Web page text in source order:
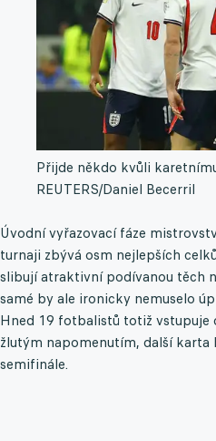
Přijde někdo kvůli
REUTERS/Daniel Becerril
Úvodní vyřazovací fáze
turnaji zbývá osm nejlepších
slibují atraktivní podívanou těch
samé by ale ironicky nemuselo
Hned 19 fotbalistů totiž vstupuje
žlutým napomenutím, další karta
semifinále.